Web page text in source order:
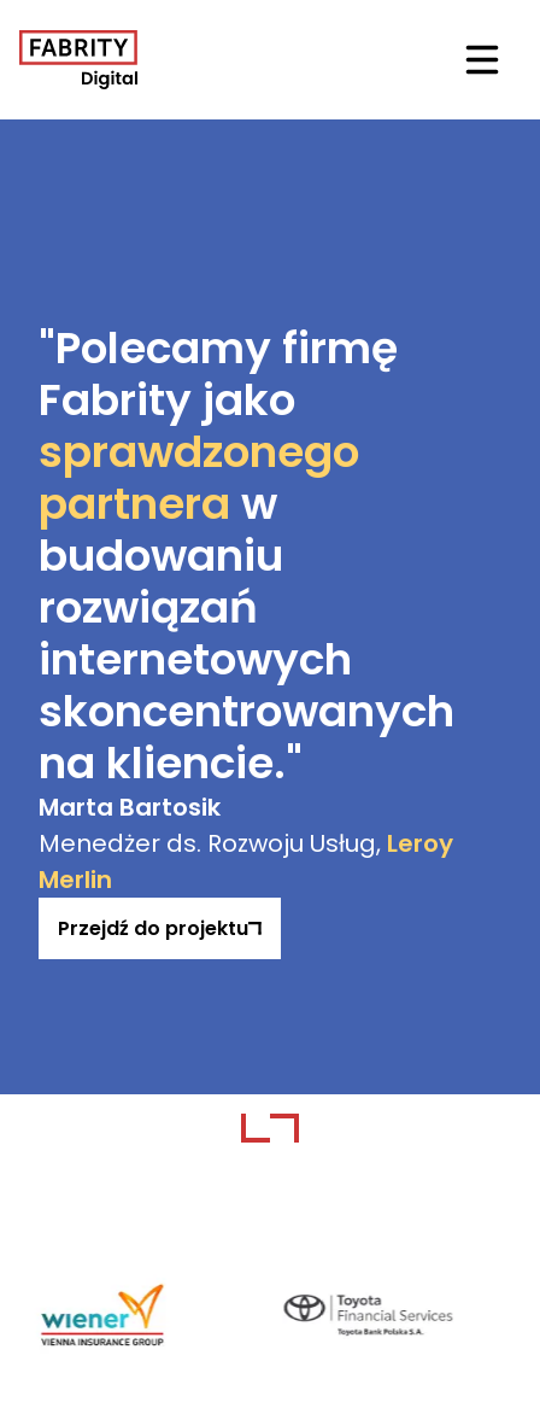
"Polecamy firmę
Fabrity jako
sprawdzonego
partnera w
budowaniu
rozwiązań
internetowych
skoncentrowanych
na kliencie."
Marta Bartosik
Menedżer ds. Rozwoju Usług, Leroy
Merlin
Przejdź do projektu